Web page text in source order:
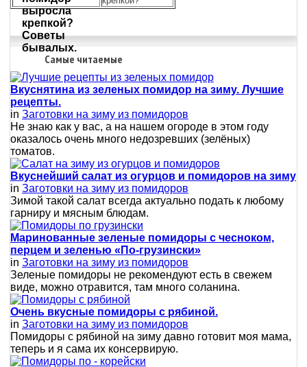
Самые читаемые
Вкуснятина из зеленых помидор на зиму. Лучшие
рецепты.
in Заготовки на зиму из помидоров
Не знаю как у вас, а на нашем огороде в этом году
оказалось очень много недозревших (зелёных)
томатов.
Вкуснейший салат из огурцов и помидоров на зиму
in Заготовки на зиму из помидоров
Зимой такой салат всегда актуально подать к любому
гарниру и мясным блюдам.
Маринованные зеленые помидоры с чесноком,
перцем и зеленью «По-грузински»
in Заготовки на зиму из помидоров
Зеленые помидоры не рекомендуют есть в свежем
виде, можно отравится, там много соланина.
Очень вкусные помидоры с рябиной.
in Заготовки на зиму из помидоров
Помидоры с рябиной на зиму давно готовит моя мама,
теперь и я сама их консервирую.